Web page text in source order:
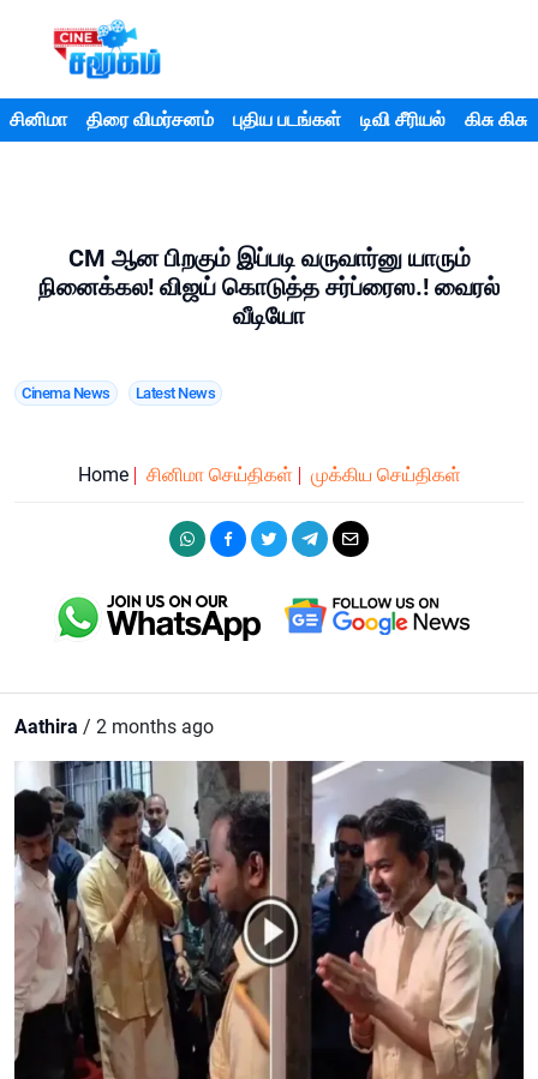
சினிமா திரை விமர்சனம் புதிய படங்கள் டிவி சீரியல் கிசு கிசு
CM ஆன பிறகும் இப்படி வருவார்னு யாரும்
நினைக்கல! விஜய் கொடுத்த சர்ப்ரைஸ.! வைரல்
வீடியோ
Cinema News Latest News
Home சினிமா செய்திகள் முக்கிய செய்திகள்
Aathira / 2 months ago